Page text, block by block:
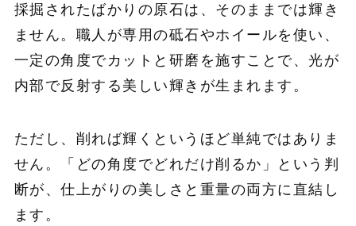
採掘されたばかりの原石は、そのままでは輝き
ません。職人が専用の砥石やホイールを使い、
一定の角度でカットと研磨を施すことで、光が
内部で反射する美しい輝きが生まれます。
ただし、削れば輝くというほど単純ではありま
せん。「どの角度でどれだけ削るか」という判
断が、仕上がりの美しさと重量の両方に直結し
ます。